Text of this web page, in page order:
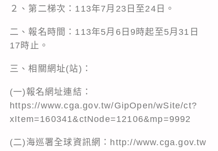
２、第二梯次：113年7月23日至24日。
二、報名時間：113年5月6日9時起至5月31日
17時止。
三、相關網址(站)：
(一)報名網址連結：
https://www.cga.gov.tw/GipOpen/wSite/ct?
xItem=160341&ctNode=12106&mp=9992
(二)海巡署全球資訊網：http://www.cga.gov.tw